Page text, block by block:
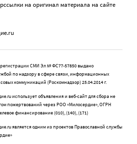
на оригинал материала на сайте
регистрации СМИ Эл № ФС77-57850 выдано
по надзору в сфере связи, информационных
коммуникаций (Роскомнадзор) 25.04.2014 г.
использует объявления и веб-сайт для сбора не
пожертвований через РОО «Милосердие», ОГРН
финансирование (010), (140), (171)
является одним из проектов Православной службы